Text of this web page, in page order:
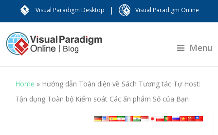
Visual Paradigm Desktop | Visual Paradigm Online
Menu
Home » Hướng dẫn Toàn diện về Sách Tương tác Tự Host:
Tận dụng Toàn bộ Kiểm soát Các ấn phẩm Số của Bạn